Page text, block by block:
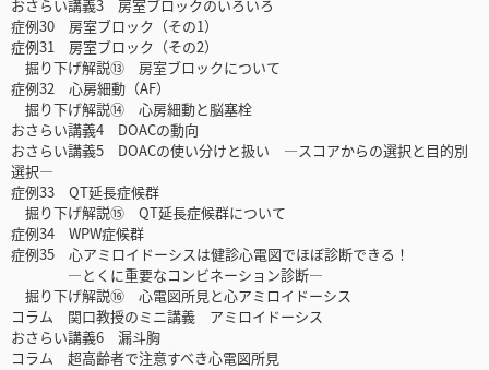
おさらい講義3 房室ブロックのいろいろ
症例30 房室ブロック（その1）
症例31 房室ブロック（その2）
掘り下げ解説⑬ 房室ブロックについて
症例32 心房細動（AF）
掘り下げ解説⑭ 心房細動と脳塞栓
おさらい講義4 DOACの動向
おさらい講義5 DOACの使い分けと扱い ―スコアからの選択と目的別
選択―
症例33 QT延長症候群
掘り下げ解説⑮ QT延長症候群について
症例34 WPW症候群
症例35 心アミロイドーシスは健診心電図でほぼ診断できる！
―とくに重要なコンビネーション診断―
掘り下げ解説⑯ 心電図所見と心アミロイドーシス
コラム 関口教授のミニ講義 アミロイドーシス
おさらい講義6 漏斗胸
コラム 超高齢者で注意すべき心電図所見